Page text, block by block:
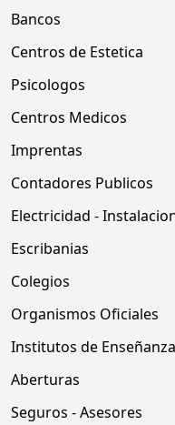
Bancos
Centros de Estetica
Psicologos
Centros Medicos
Imprentas
Contadores Publicos
Electricidad -
Escribanias
Colegios
Organismos Oficiales
Institutos de
Aberturas
Seguros - Asesores